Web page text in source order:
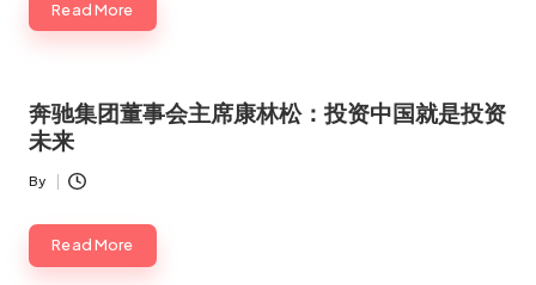
Read More
奔驰集团董事会主席康林松：投资中国就是投资
未来
Posted
By
Read More